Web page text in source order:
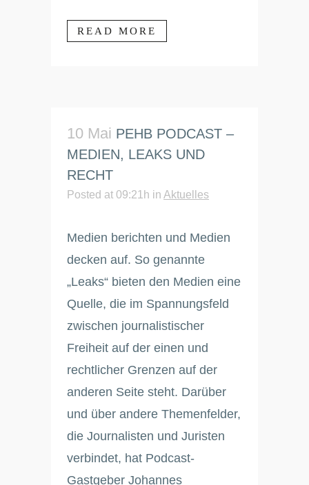
READ MORE
10 Mai PEHB PODCAST –
MEDIEN, LEAKS UND
RECHT
Posted at 09:21h in Aktuelles
Medien berichten und Medien
decken auf. So genannte
„Leaks“ bieten den Medien eine
Quelle, die im Spannungsfeld
zwischen journalistischer
Freiheit auf der einen und
rechtlicher Grenzen auf der
anderen Seite steht. Darüber
und über andere Themenfelder,
die Journalisten und Juristen
verbindet, hat Podcast-
Gastgeber Johannes